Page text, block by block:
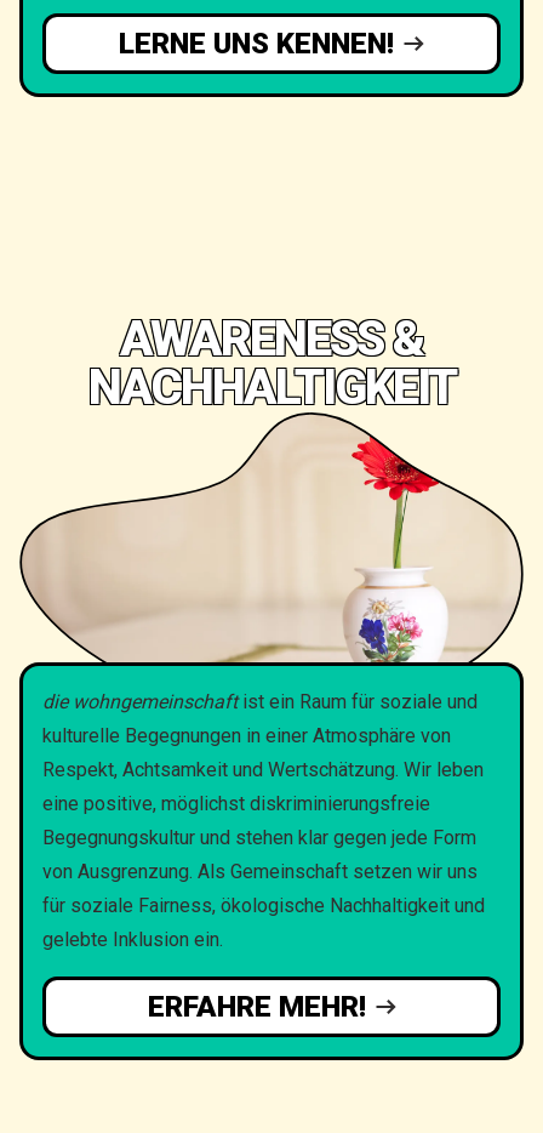
LERNE UNS KENNEN!
AWARENESS &
NACHHALTIGKEIT
die wohngemeinschaftist ein Raum für soziale und
kulturelle Begegnungen in einer Atmosphäre von
Respekt, Achtsamkeit und Wertschätzung. Wir leben
eine positive, möglichst diskriminierungsfreie
Begegnungskultur und stehen klar gegen jede Form
von Ausgrenzung. Als Gemeinschaft setzen wir uns
für soziale Fairness, ökologische Nachhaltigkeit und
gelebte Inklusion ein.
ERFAHRE MEHR!